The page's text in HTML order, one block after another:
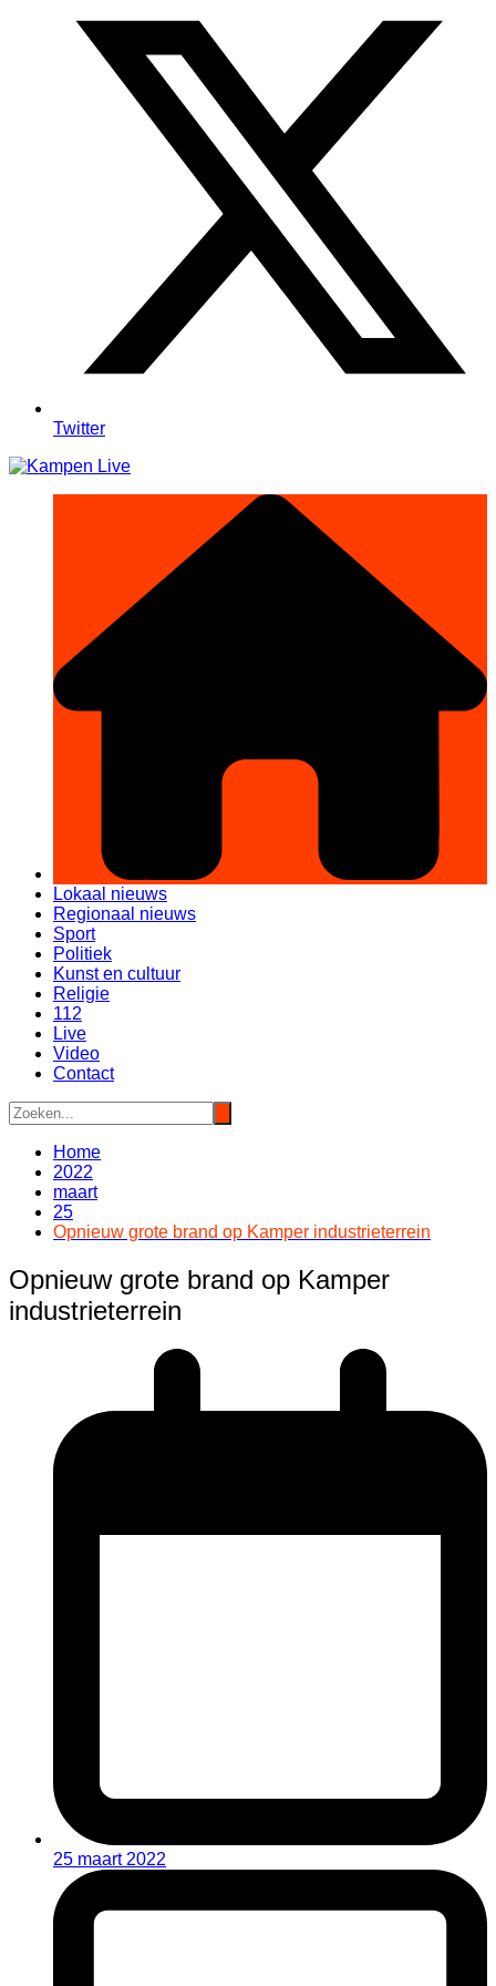
Twitter
Lokaal nieuws
Regionaal nieuws
Sport
Politiek
Kunst en cultuur
Religie
112
Live
Video
Contact
Home
2022
maart
25
Opnieuw grote brand op Kamper industrieterrein
Opnieuw grote brand op Kamper
industrieterrein
25 maart 2022